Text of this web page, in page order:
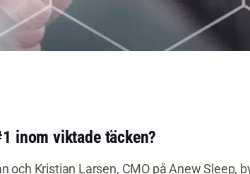
inom viktade täcken?
och Kristian Larsen, CMO på Anew Sleep,